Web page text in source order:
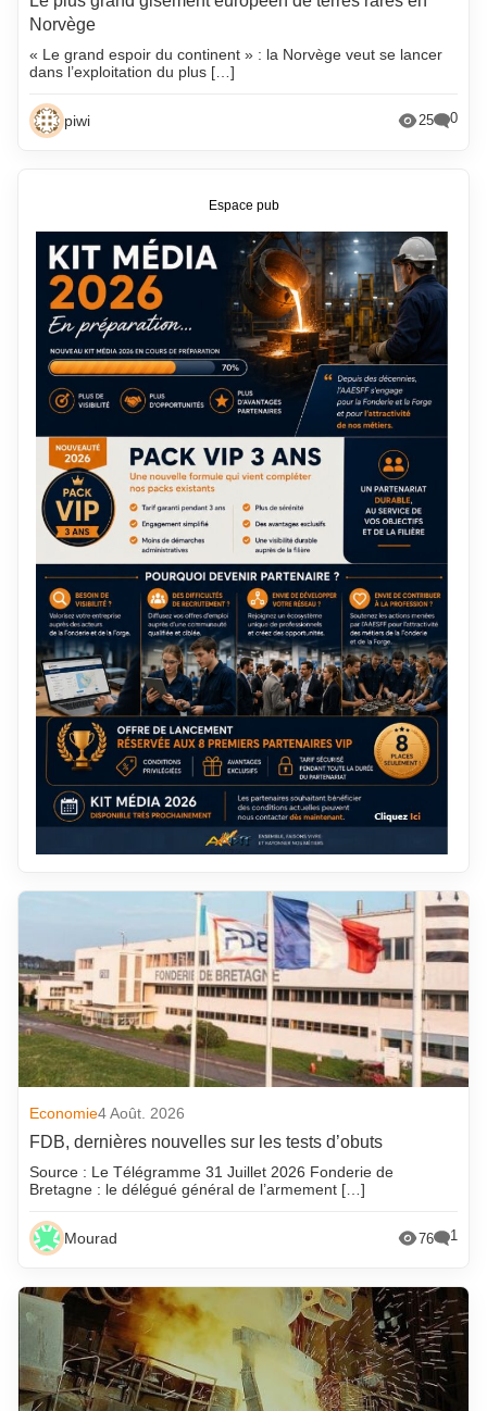
Norvège
« Le grand espoir du continent » : la Norvège veut se lancer
dans l’exploitation du plus […]
piwi 25 0
Economie4 Août. 2026
FDB, dernières nouvelles sur les tests d’obuts
Source : Le Télégramme 31 Juillet 2026 Fonderie de
Bretagne : le délégué général de l’armement […]
Mourad 76 1
Espace pub